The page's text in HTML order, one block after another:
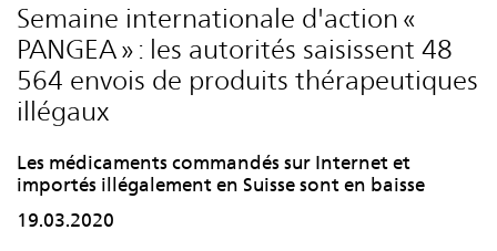
Semaine internationale d'action «
PANGEA » : les autorités saisissent 48
564 envois de produits thérapeutiques
illégaux
Les médicaments commandés sur Internet et
importés illégalement en Suisse sont en baisse
19.03.2020